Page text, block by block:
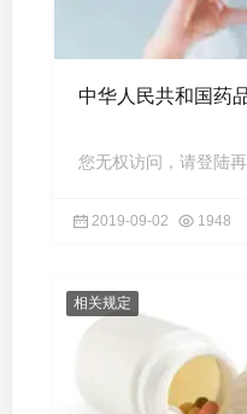
中华人民共和国药
您无权访问，请登陆再
2019-09-02 1948
相关规定